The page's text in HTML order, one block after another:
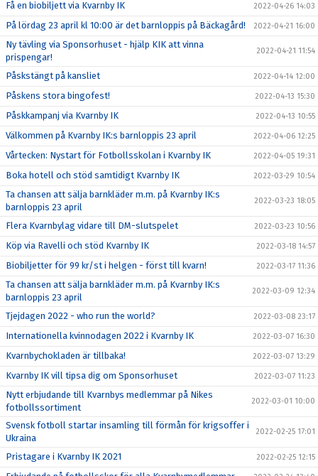
Få en biobiljett via Kvarnby IK 2022-04-26 14:03
På lördag 23 april kl 10:00 är det barnloppis på Bäckagård! 2022-04-21 16:00
Ny tävling via Sponsorhuset - hjälp KIK att vinna
prispengar!
2022-04-21 11:54
Påskstängt på kansliet 2022-04-14 12:00
Påskens stora bingofest! 2022-04-13 15:30
Påskkampanj via Kvarnby IK 2022-04-13 10:55
Välkommen på Kvarnby IK:s barnloppis 23 april 2022-04-06 12:25
Vårtecken: Nystart för Fotbollsskolan i Kvarnby IK 2022-04-05 19:31
Boka hotell och stöd samtidigt Kvarnby IK 2022-03-29 10:54
Ta chansen att sälja barnkläder m.m. på Kvarnby IK:s
barnloppis 23 april
2022-03-23 18:05
Flera Kvarnbylag vidare till DM-slutspelet 2022-03-23 10:56
Köp via Ravelli och stöd Kvarnby IK 2022-03-18 14:57
Biobiljetter för 99 kr/st i helgen - först till kvarn! 2022-03-17 11:36
Ta chansen att sälja barnkläder m.m. på Kvarnby IK:s
barnloppis 23 april
2022-03-09 12:34
Tjejdagen 2022 - who run the world? 2022-03-08 23:17
Internationella kvinnodagen 2022 i Kvarnby IK 2022-03-07 16:30
Kvarnbychokladen är tillbaka! 2022-03-07 13:29
Kvarnby IK vill tipsa dig om Sponsorhuset 2022-03-07 11:23
Nytt erbjudande till Kvarnbys medlemmar på Nikes
fotbollssortiment
2022-03-01 10:00
Svensk fotboll startar insamling till förmån för krigsoffer i
Ukraina
2022-02-25 17:01
Pristagare i Kvarnby IK 2021 2022-02-25 12:15